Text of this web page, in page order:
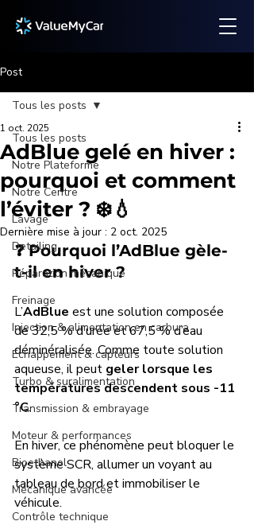
Post
Tous les posts
Notre Plateforme
Notre Centre
Lavage
Detailing
Réparation mécanique
Freinage
Injection & alimentation en carbura
Échappement & capteurs
Turbo & suralimentation
Transmission & embrayage
Moteur & performances
Bioethanol
Mécanique avancée
Contrôle technique
Tous les posts
AdBlue gelé en hiver :
pourquoi et comment
l’éviter ? ❄️💧
1 oct. 2025
Dernière mise à jour : 2 oct. 2025
❓ Pourquoi l’AdBlue gèle-
t-il en hiver ?
L’AdBlue est une solution composée
de 32,5 % d’urée et 67,5 % d’eau
déminéralisée. Comme toute solution
aqueuse, il peut geler lorsque les
températures descendent sous -11
°C.
En hiver, ce phénomène peut bloquer le
système SCR, allumer un voyant au
tableau de bord et immobiliser le
véhicule.